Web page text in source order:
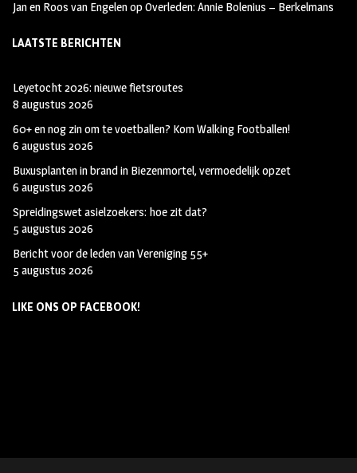
Jan en Roos van EngelenopOverleden: Annie Bolenius – Berkelmans
LAATSTE BERICHTEN
Leyetocht 2026: nieuwe fietsroutes
8 augustus 2026
60+ en nog zin om te voetballen? Kom Walking Footballen!
6 augustus 2026
Buxusplanten in brand in Biezenmortel, vermoedelijk opzet
6 augustus 2026
Spreidingswet asielzoekers: hoe zit dat?
5 augustus 2026
Bericht voor de leden van Vereniging 55+
5 augustus 2026
LIKE ONS OP FACEBOOK!